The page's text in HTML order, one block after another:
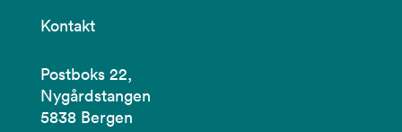
Kontakt
Postboks 22,
Nygårdstangen
5838 Bergen